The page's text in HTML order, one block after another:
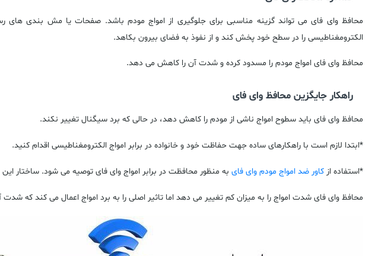
محافظ وای فای می تواند گزینه مناسبی برای جلوگیری از امواج مودم باشد. صفحات یا مش بندی های
الکترومغناطیسی را در سطح خود پخش کند و از نفوذ به فضای بیرون بکاهد.
محافظ وای فای امواج مودم را مسدود کرده و شدت آن را کاهش می دهد.
راهکار جایگزین محافظ وای فای
محافظ وای فای باید سطوح امواج ناشی از مودم را کاهش دهد، در حالی که برد سیگنال تغییر نکند.
*ابتدا لازم است با راهکارهای ساده جهت حفاظت خود و خانواده در برابر امواج الکترومغناطیسی اقدام کنید.
*استفاده از کاور ضد امواج مودم وای فای به منظور محافظت در برابر امواج وای فای توصیه می شود. ساختار
محافظ وای فای شدت امواج را به میزان کم تغییر می دهد اما تاثیر اصلی را به برد امواج اعمال می کند که شدت